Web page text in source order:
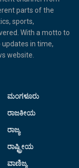
parts of the
sports,
With a motto to
in time,
website.
ಮಂಗಳೂರು
ರಾಜಕೀಯ
ರಾಜ್ಯ
ರಾಷ್ಟ್ರೀಯ
ವಾಣಿಜ್ಯ